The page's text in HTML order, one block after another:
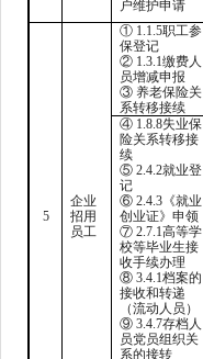
户维护申请
5
企业
招用
员工
① 1.1.5职工参
保登记
② 1.3.1缴费人
员增减申报
③ 养老保险关
系转移接续
④ 1.8.8失业保
险关系转移接
续
⑤ 2.4.2就业登
记
⑥ 2.4.3《就业
创业证》申领
⑦ 2.7.1高等学
校等毕业生接
收手续办理
⑧ 3.4.1档案的
接收和转递
（流动人员）
⑨ 3.4.7存档人
员党员组织关
系的接转